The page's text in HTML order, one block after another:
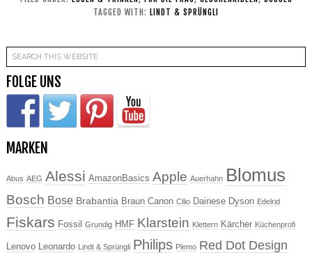
TAGGED WITH: LINDT & SPRÜNGLI
FOLGE UNS
MARKEN
Abus AEG Alessi AmazonBasics Apple Auerhahn Blomus
Bosch Bose Brabantia Braun Canon Cilio Dainese Dyson Edelrid
Fiskars Fossil Grundig HMF Klarstein Klettern Kärcher Küchenprofi
Lenovo Leonardo Lindt & Sprüngli Philips Plemo Red Dot Design